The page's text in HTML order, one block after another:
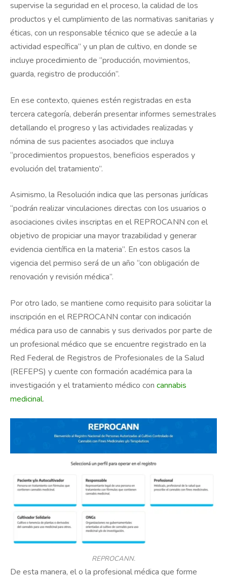
supervise la seguridad en el proceso, la calidad de los
productos y el cumplimiento de las normativas sanitarias y
éticas, con un responsable técnico que se adecúe a la
actividad específica” y un plan de cultivo, en donde se
incluye procedimiento de “producción, movimientos,
guarda, registro de producción”.
En ese contexto, quienes estén registradas en esta
tercera categoría, deberán presentar informes semestrales
detallando el progreso y las actividades realizadas y
nómina de sus pacientes asociados que incluya
“procedimientos propuestos, beneficios esperados y
evolución del tratamiento”.
Asimismo, la Resolución indica que las personas jurídicas
“podrán realizar vinculaciones directas con los usuarios o
asociaciones civiles inscriptas en el REPROCANN con el
objetivo de propiciar una mayor trazabilidad y generar
evidencia científica en la materia”. En estos casos la
vigencia del permiso será de un año “con obligación de
renovación y revisión médica”.
Por otro lado, se mantiene como requisito para solicitar la
inscripción en el REPROCANN contar con indicación
médica para uso de cannabis y sus derivados por parte de
un profesional médico que se encuentre registrado en la
Red Federal de Registros de Profesionales de la Salud
(REFEPS) y cuente con formación académica para la
investigación y el tratamiento médico con cannabis
medicinal.
REPROCANN.
De esta manera, el o la profesional médica que forme